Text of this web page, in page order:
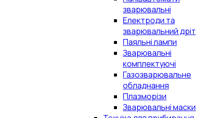
зварювальні
Електроди та
зварювальний дріт
Паяльні лампи
Зварювальні
комплектуючі
Газозварювальне
обладнання
Плазморізи
Зварювальні маски